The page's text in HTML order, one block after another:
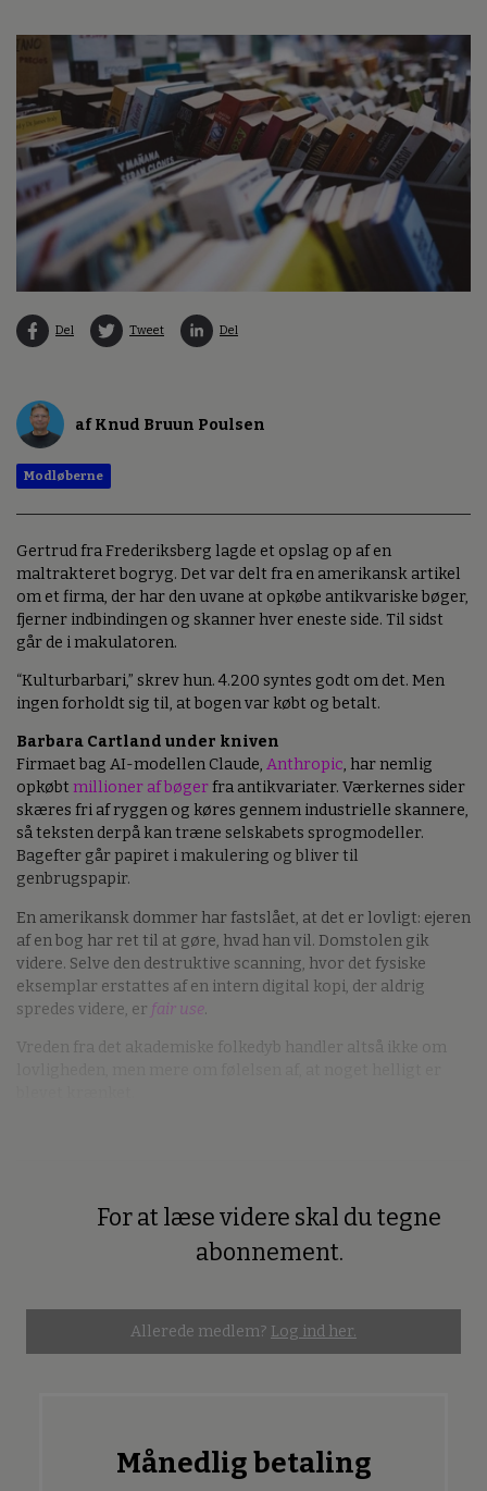
Del Tweet Del
af Knud Bruun Poulsen
Modløberne
Gertrud fra Frederiksberg lagde et opslag op af en
maltrakteret bogryg. Det var delt fra en amerikansk artikel
om et firma, der har den uvane at opkøbe antikvariske bøger,
fjerner indbindingen og skanner hver eneste side. Til sidst
går de i makulatoren.
“Kulturbarbari,” skrev hun. 4.200 syntes godt om det. Men
ingen forholdt sig til, at bogen var købt og betalt.
Barbara Cartland under kniven
Firmaet bag AI-modellen Claude, Anthropic, har nemlig
opkøbt millioner af bøgerfra antikvariater. Værkernes sider
skæres fri af ryggen og køres gennem industrielle skannere,
så teksten derpå kan træne selskabets sprogmodeller.
Bagefter går papiret i makulering og bliver til
genbrugspapir.
En amerikansk dommer har fastslået, at det er lovligt: ejeren
af en bog har ret til at gøre, hvad han vil. Domstolen gik
videre. Selve den destruktive scanning, hvor det fysiske
eksemplar erstattes af en intern digital kopi, der aldrig
spredes videre, er fair use.
Vreden fra det akademiske folkedyb handler altså ikke om
For at læse videre skal du tegne
abonnement.
Allerede medlem? Log ind her.
Månedlig betaling